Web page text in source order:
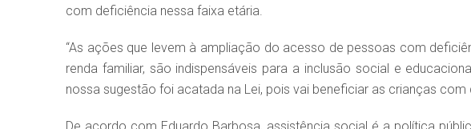
com deficiência nessa faixa etária.
“As ações que levem à ampliação do acesso de pessoas com
renda familiar, são indispensáveis para a inclusão social e
nossa sugestão foi acatada na Lei, pois vai beneficiar as crianças com
De acordo com Eduardo Barbosa, assistência social é a política